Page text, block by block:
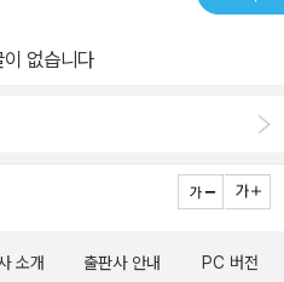
이 없습니다
소개 출판사 안내 PC 버전